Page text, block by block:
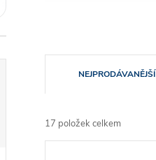
a
z
NEJPRODÁVANĚJŠÍ
17 položek celkem